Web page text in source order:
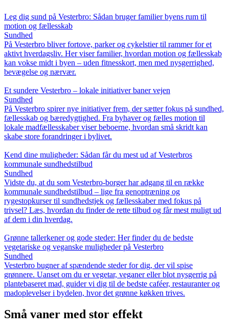
Leg dig sund på Vesterbro: Sådan bruger familier byens rum til
motion og fællesskab
Sundhed
På Vesterbro bliver fortove, parker og cykelstier til rammer for et
aktivt hverdagsliv. Her viser familier, hvordan motion og fællesskab
kan vokse midt i byen – uden fitnesskort, men med nysgerrighed,
bevægelse og nærvær.
Et sundere Vesterbro – lokale initiativer baner vejen
Sundhed
På Vesterbro spirer nye initiativer frem, der sætter fokus på sundhed,
fællesskab og bæredygtighed. Fra byhaver og fælles motion til
lokale madfællesskaber viser beboerne, hvordan små skridt kan
skabe store forandringer i bylivet.
Kend dine muligheder: Sådan får du mest ud af Vesterbros
kommunale sundhedstilbud
Sundhed
Vidste du, at du som Vesterbro-borger har adgang til en række
kommunale sundhedstilbud – lige fra genoptræning og
rygestopkurser til sundhedstjek og fællesskaber med fokus på
trivsel? Læs, hvordan du finder de rette tilbud og får mest muligt ud
af dem i din hverdag.
Grønne tallerkener og gode steder: Her finder du de bedste
vegetariske og veganske muligheder på Vesterbro
Sundhed
Vesterbro bugner af spændende steder for dig, der vil spise
grønnere. Uanset om du er vegetar, veganer eller blot nysgerrig på
plantebaseret mad, guider vi dig til de bedste caféer, restauranter og
madoplevelser i bydelen, hvor det grønne køkken trives.
Små vaner med stor effekt